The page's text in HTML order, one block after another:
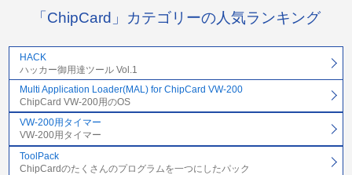
「ChipCard」カテゴリーの人気ランキング
HACK
ハッカー御用達ツール Vol.1
Multi Application Loader(MAL) for ChipCard VW-200
ChipCard VW-200用のOS
VW-200用タイマー
VW-200用タイマー
ToolPack
ChipCardのたくさんのプログラムを一つにしたパック